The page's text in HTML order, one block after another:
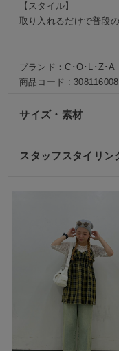
【スタイル】
取り入れるだけで普段
ブランド：C･O･L･Z･A
商品コード :
サイズ・素材
スタッフスタイリン